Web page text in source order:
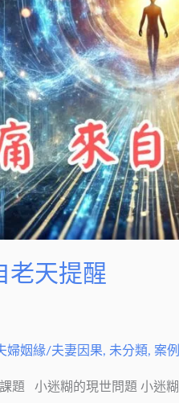
老天提醒
婦姻緣/夫妻因果, 未分類, 案
題 小迷糊的現世問題 小迷